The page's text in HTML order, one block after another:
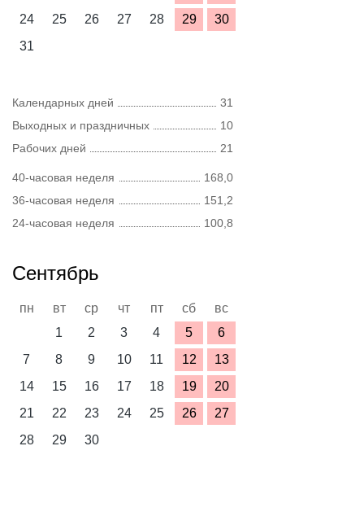
24
25 26 27 28 29
30
31
Календарных дней
31
Выходных и праздничных
10
Рабочих дней
21
40-часовая неделя
168,0
36-часовая неделя
151,2
24-часовая неделя
100,8
Сентябрь
пн вт ср чт пт сб
вс
1
2 3 4 5
6
7
8 9 10 11 12
13
14
15 16 17 18 19
20
21
22 23 24 25 26
27
28
29 30